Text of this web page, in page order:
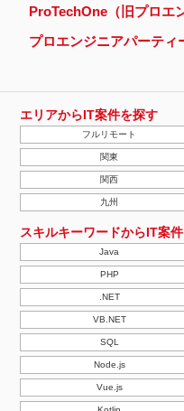
ProTechOne（旧プロエ
プロエンジニアパーティ
エリアからIT案件を探す
フルリモート
関東
関西
九州
スキルキーワードからIT案
Java
PHP
.NET
VB.NET
SQL
Node.js
Vue.js